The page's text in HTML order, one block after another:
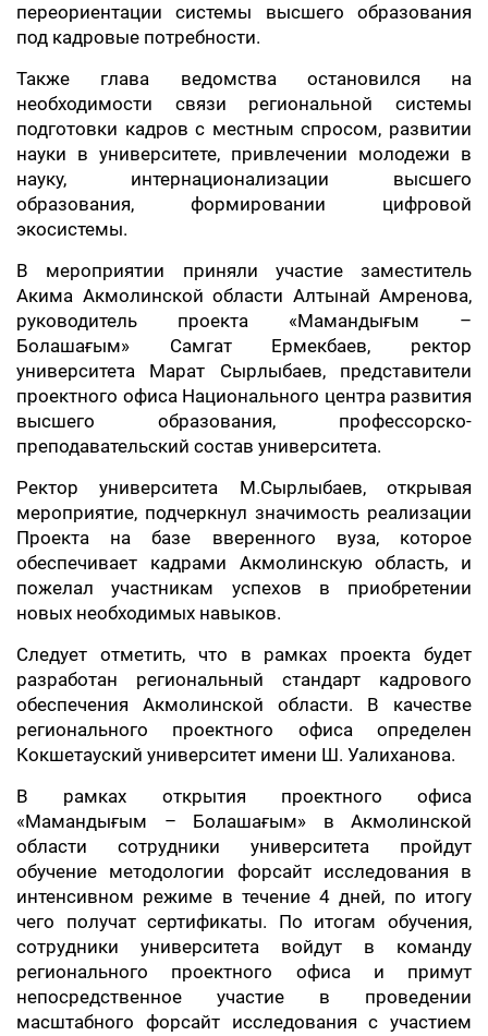
переориентации системы высшего образования
под кадровые потребности.
Также глава ведомства остановился на
необходимости связи региональной системы
подготовки кадров с местным спросом, развитии
науки в университете, привлечении молодежи в
науку, интернационализации высшего
образования, формировании цифровой
экосистемы.
В мероприятии приняли участие заместитель
Акима Акмолинской области Алтынай Амренова,
руководитель проекта «Мамандығым –
Болашағым» Самгат Ермекбаев, ректор
университета Марат Сырлыбаев, представители
проектного офиса Национального центра развития
высшего образования, профессорско-
преподавательский состав университета.
Ректор университета М.Сырлыбаев, открывая
мероприятие, подчеркнул значимость реализации
Проекта на базе вверенного вуза, которое
обеспечивает кадрами Акмолинскую область, и
пожелал участникам успехов в приобретении
новых необходимых навыков.
Следует отметить, что в рамках проекта будет
разработан региональный стандарт кадрового
обеспечения Акмолинской области. В качестве
регионального проектного офиса определен
Кокшетауский университет имени Ш. Уалиханова.
В рамках открытия проектного офиса
«Мамандығым – Болашағым» в Акмолинской
области сотрудники университета пройдут
обучение методологии форсайт исследования в
интенсивном режиме в течение 4 дней, по итогу
чего получат сертификаты. По итогам обучения,
сотрудники университета войдут в команду
регионального проектного офиса и примут
непосредственное участие в проведении
масштабного форсайт исследования с участием